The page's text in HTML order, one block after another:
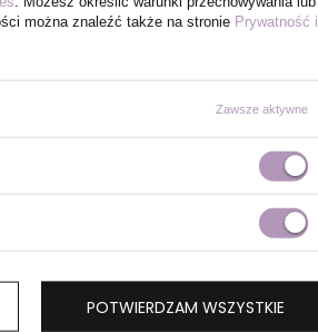
można znaleźć także na stronie Prywatność i
Zawsze aktywne
POTWIERDZAM WSZYSTKIE